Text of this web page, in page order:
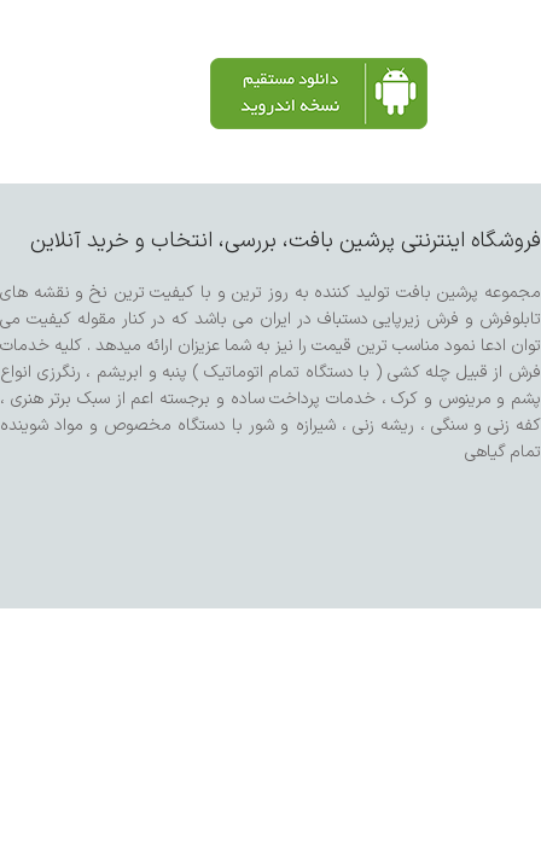
فروشگاه اینترنتی پرشین بافت، بررسی، انتخاب و خرید آنلاین
مجموعه پرشین بافت تولید کننده به روز ترین و با کیفیت ترین نخ و نقشه های
تابلوفرش و فرش زیرپایی دستباف در ایران می باشد که در کنار مقوله کیفیت می
توان ادعا نمود مناسب ترین قیمت را نیز به شما عزیزان ارائه میدهد . کلیه خدمات
فرش از قبیل چله کشی ( با دستگاه تمام اتوماتیک ) پنبه و ابریشم ، رنگرزی انواع
پشم و مرینوس و کرک ، خدمات پرداخت ساده و برجسته اعم از سبک برتر هنری ،
کفه زنی و سنگی ، ریشه زنی ، شیرازه و شور با دستگاه مخصوص و مواد شوینده
تمام گیاهی